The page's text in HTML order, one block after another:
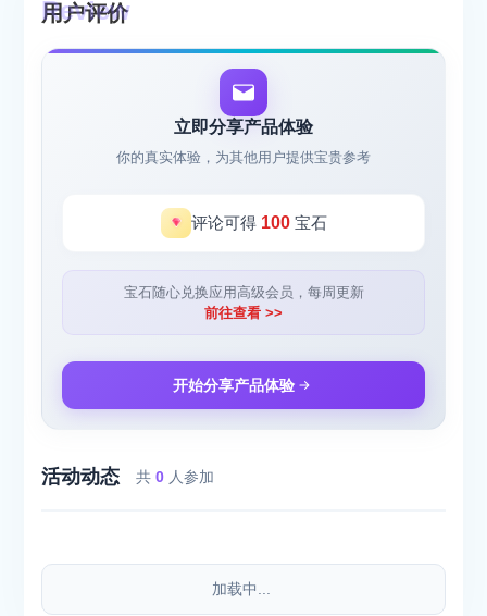
用户评价
立即分享产品体验
你的真实体验，为其他用户提供宝贵参考
评论可得 100宝石
宝石随心兑换应用高级会员，每周更新
前往查看 >>
开始分享产品体验
活动动态 共0 人参加
加载中...